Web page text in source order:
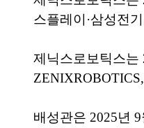
스플레이·삼성전
제닉스로보틱스는
배성관은 2025년